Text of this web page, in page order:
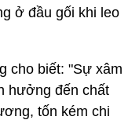
ở đầu gối khi leo
cho biết: "Sự xâm
hưởng đến chất
tốn kém chi